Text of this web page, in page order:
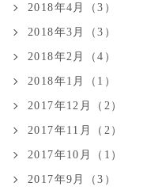
2018年4月（3）
2018年3月（3）
2018年2月（4）
2018年1月（1）
2017年12月（2）
2017年11月（2）
2017年10月（1）
2017年9月（3）